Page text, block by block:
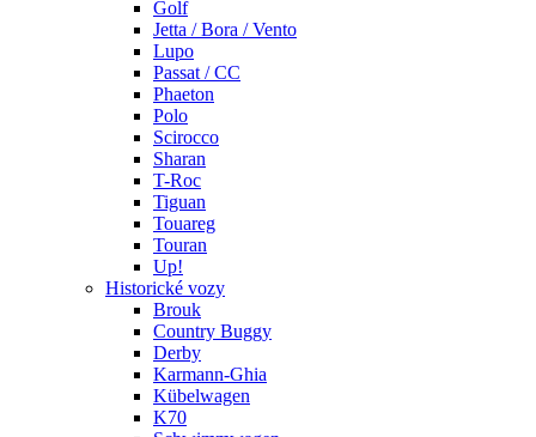
Golf
Jetta / Bora / Vento
Lupo
Passat / CC
Phaeton
Polo
Scirocco
Sharan
T-Roc
Tiguan
Touareg
Touran
Up!
Historické vozy
Brouk
Country Buggy
Derby
Karmann-Ghia
Kübelwagen
K70